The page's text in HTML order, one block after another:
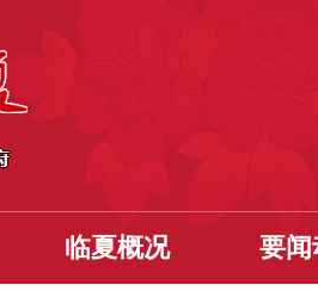
临夏概况 要闻